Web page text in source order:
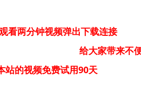
视频弹出下载连接
便请大家
的视频免费试用90天